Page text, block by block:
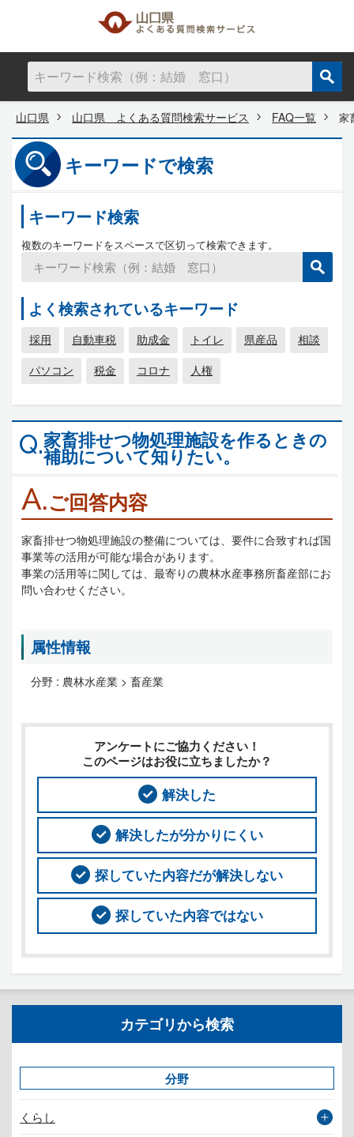
山口県 山口県 よくある質問検索サービス FAQ一覧 家
キーワードで検索
キーワード検索
複数のキーワードをスペースで区切って検索できます。
よく検索されているキーワード
採用 自動車税 助成金 トイレ 県産品
相談
パソコン
税金 コロナ 人権
Q.家畜排せつ物処理施設を作るときの
補助について知りたい。
A.ご回答内容
家畜排せつ物処理施設の整備については、要件に合致すれば国
事業等の活用が可能な場合があります。
事業の活用等に関しては、最寄りの農林水産事務所畜産部にお
問い合わせください。
属性情報
分野 : 農林水産業 > 畜産業
アンケートにご協力ください！
このページはお役に立ちましたか？
解決した
解決したが分かりにくい
探していた内容だが解決しない
探していた内容ではない
カテゴリから検索
分野
くらし